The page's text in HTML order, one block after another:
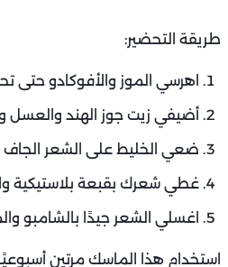
طريقة التحضير:
اهرسي الموز والأفوكادو حتى
أضيفي زيت جوز الهند والعسل
ضعي الخليط على الشعر الجاف
غطي شعرك بقبعة بلاستيكية واتركيه
اغسلي الشعر جيدًا بالشامبو
استخدام هذا الماسك مرتين